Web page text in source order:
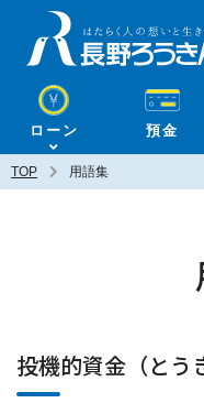
ローン 預金
TOP 用語集
投機的資金（とう